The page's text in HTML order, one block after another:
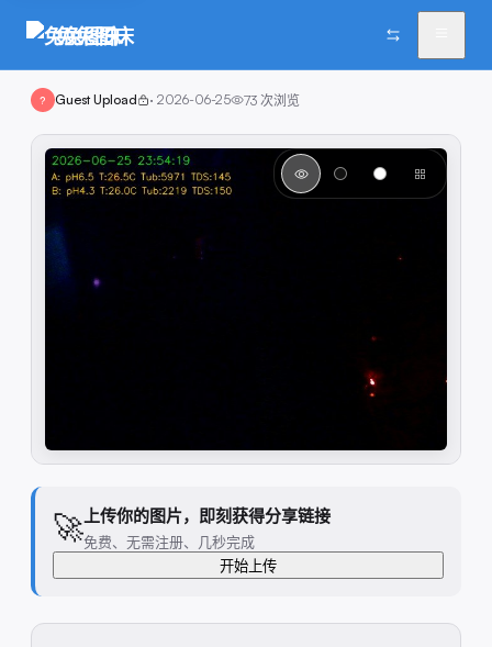
兔兔图床
? Guest Upload · 2026-06-25 73 次浏览
🚀 上传你的图片，即刻获得分享链接
免费、无需注册、几秒完成
开始上传